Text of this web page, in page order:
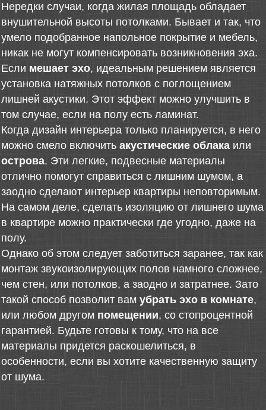
Нередки случаи, когда жилая площадь обладает
внушительной высоты потолками. Бывает и так, что
умело подобранное напольное покрытие и мебель,
никак не могут компенсировать возникновения эха.
Если мешает эхо, идеальным решением является
установка натяжных потолков с поглощением
лишней акустики. Этот эффект можно улучшить в
том случае, если на полу есть ламинат.
Когда дизайн интерьера только планируется, в него
можно смело включитьакустические облака или
острова. Эти легкие, подвесные материалы
отлично помогут справиться с лишним шумом, а
заодно сделают интерьер квартиры неповторимым.
На самом деле, сделать изоляцию от лишнего шума
в квартире можно практически где угодно, даже на
полу.
Однако об этом следует заботиться заранее, так как
монтаж звукоизолирующих полов намного сложнее,
чем стен, или потолков, а заодно и затратнее. Зато
такой способ позволит вамубрать эхо в комнате,
или любом другом помещении, со стопроцентной
гарантией. Будьте готовы к тому, что на все
материалы придется раскошелиться, в
особенности, если вы хотите качественную защиту
от шума.